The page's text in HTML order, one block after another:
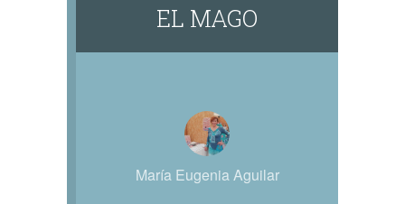
EL MAGO
María Eugenia Aguilar